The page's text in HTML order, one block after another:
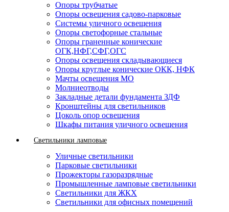
Опоры трубчатые
Опоры освещения садово-парковые
Системы уличного освещения
Опоры светофорные стальные
Опоры граненные конические
ОГК,НФГ,СФГ,ОГС
Опоры освещения складывающиеся
Опоры круглые конические ОКК, НФК
Мачты освещения МО
Молниеотводы
Закладные детали фундамента ЗДФ
Кронштейны для светильников
Цоколь опор освещения
Шкафы питания уличного освещения
Светильники ламповые
Уличные светильники
Парковые светильники
Прожекторы газоразрядные
Промышленные ламповые светильники
Светильники для ЖКХ
Светильники для офисных помещений